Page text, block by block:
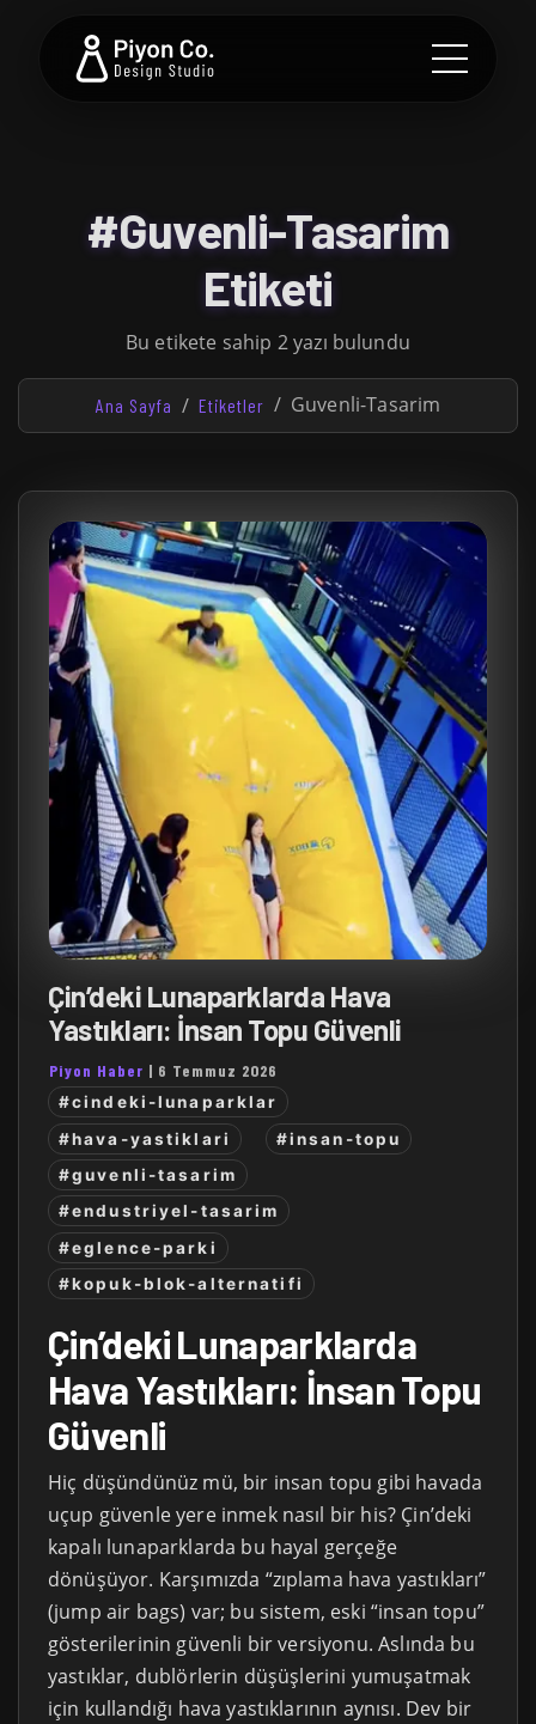
#Guvenli-Tasarim
Etiketi
Bu etikete sahip 2 yazı bulundu
Ana Sayfa Etiketler Guvenli-Tasarim
Çin’deki Lunaparklarda Hava
Yastıkları: İnsan Topu Güvenli
Piyon Haber | 6 Temmuz 2026
#cindeki-lunaparklar
#hava-yastiklari
#insan-topu
#guvenli-tasarim
#endustriyel-tasarim
#eglence-parki
#kopuk-blok-alternatifi
Çin’deki Lunaparklarda
Hava Yastıkları: İnsan Topu
Güvenli
Hiç düşündünüz mü, bir insan topu gibi havada
uçup güvenle yere inmek nasıl bir his? Çin’deki
kapalı lunaparklarda bu hayal gerçeğe
dönüşüyor. Karşımızda “zıplama hava yastıkları”
(jump air bags) var; bu sistem, eski “insan topu”
gösterilerinin güvenli bir versiyonu. Aslında bu
yastıklar, dublörlerin düşüşlerini yumuşatmak
için kullandığı hava yastıklarının aynısı. Dev bir